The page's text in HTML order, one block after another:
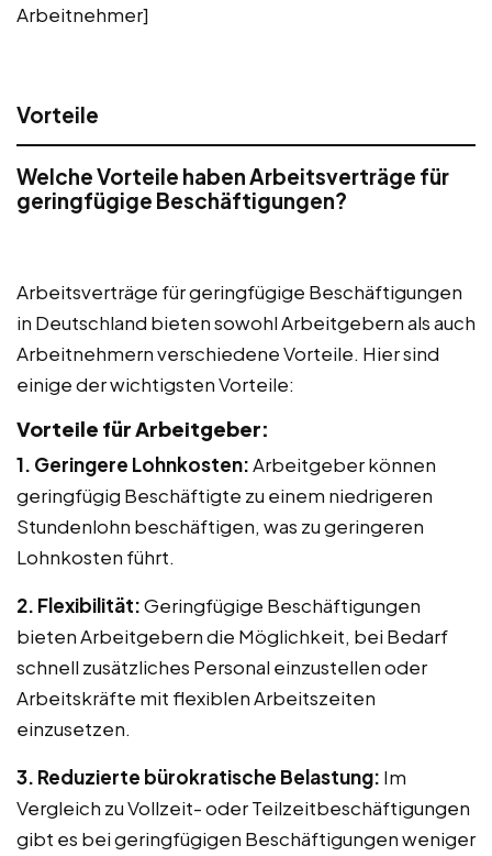
Arbeitnehmer]
Vorteile
Welche Vorteile haben Arbeitsverträge für
geringfügige Beschäftigungen?
Arbeitsverträge für geringfügige Beschäftigungen
in Deutschland bieten sowohl Arbeitgebern als auch
Arbeitnehmern verschiedene Vorteile. Hier sind
einige der wichtigsten Vorteile:
Vorteile für Arbeitgeber:
1. Geringere Lohnkosten:Arbeitgeber können
geringfügig Beschäftigte zu einem niedrigeren
Stundenlohn beschäftigen, was zu geringeren
Lohnkosten führt.
2. Flexibilität:Geringfügige Beschäftigungen
bieten Arbeitgebern die Möglichkeit, bei Bedarf
schnell zusätzliches Personal einzustellen oder
Arbeitskräfte mit flexiblen Arbeitszeiten
einzusetzen.
3. Reduzierte bürokratische Belastung: Im
Vergleich zu Vollzeit- oder Teilzeitbeschäftigungen
gibt es bei geringfügigen Beschäftigungen weniger